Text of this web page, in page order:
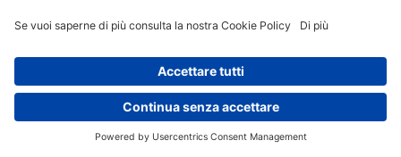
A Treviso, dal 9 all’11 ottobre. Quest’anno il tema è la “Cucina